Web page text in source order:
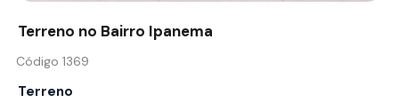
Terreno no Bairro Ipanema
Código 1369
Terreno